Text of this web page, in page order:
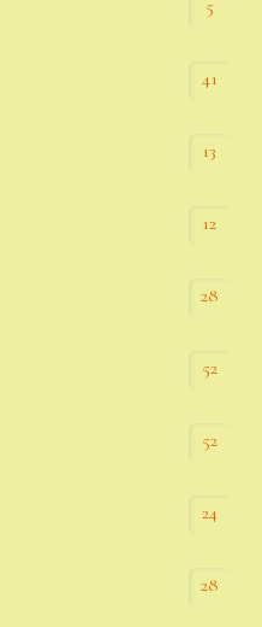
5
41
13
12
28
52
52
24
28